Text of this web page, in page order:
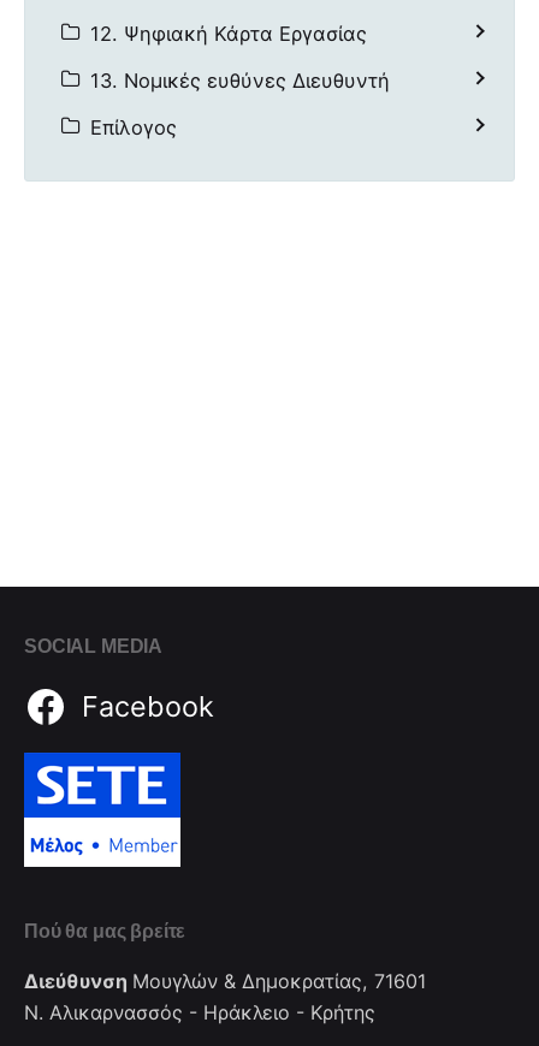
12. Ψηφιακή Κάρτα Εργασίας
13. Νομικές ευθύνες Διευθυντή
Επίλογος
SOCIAL MEDIA
Facebook
Πού θα μας βρείτε
Διεύθυνση Μουγλών & Δημοκρατίας, 71601
Ν. Αλικαρνασσός - Ηράκλειο - Κρήτης